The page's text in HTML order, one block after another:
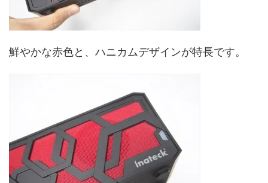
鮮やかな赤色と、ハニカムデザインが特長です。